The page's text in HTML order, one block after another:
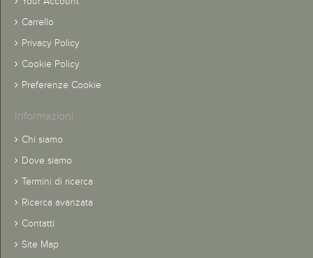
Carrello
Privacy Policy
Cookie Policy
Preferenze Cookie
Informazioni
Chi siamo
Dove siamo
Termini di ricerca
Ricerca avanzata
Contatti
Site Map